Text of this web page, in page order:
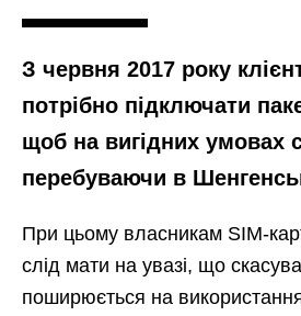
З червня 2017 року
потрібно підключати
щоб на вигідних умовах
перебуваючи в
При цьому власникам SIM-
слід мати на увазі, що
поширюється на